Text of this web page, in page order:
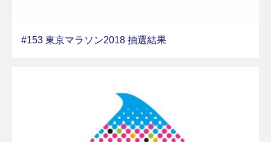
#153 東京マラソン2018 抽選結果